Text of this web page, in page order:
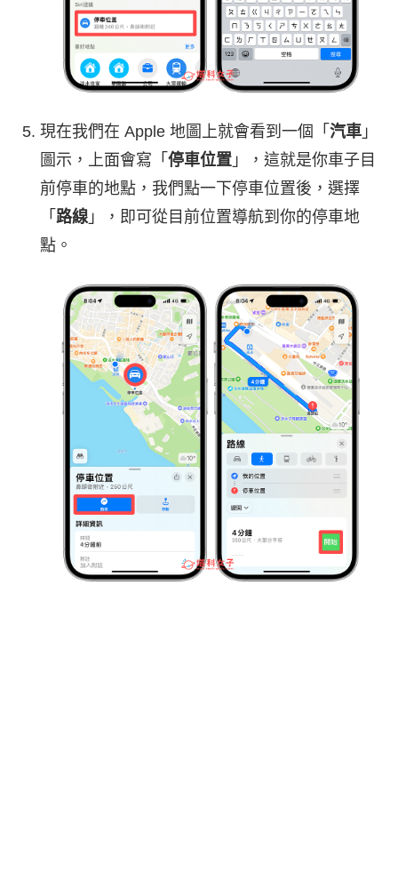
現在我們在 Apple 地圖上就會看到一個「 汽車 」
圖示，上面會寫「 停車位置 」，這就是你車子目
前停車的地點，我們點一下停車位置後，選擇
「 路線」，即可從目前位置導航到你的停車地
點。